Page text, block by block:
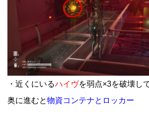
・近くにいるハイヴを弱点×3を破壊し
奥に進むと物資コンテナとロッカー